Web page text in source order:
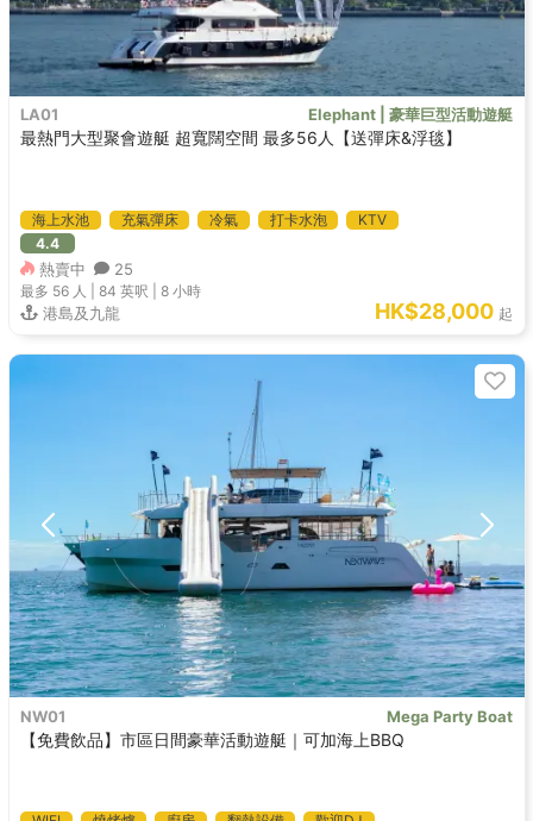
LA01 Elephant | 豪華巨型活動遊艇
最熱門大型聚會遊艇 超寬闊空間 最多56人【送彈床&浮毯】
海上水池 充氣彈床 冷氣 打卡水泡
KTV
4.4
熱賣中 25
最多 56 人 |84 英呎 |8 小時
港島及九龍 HK$28,000 起
NW01 Mega Party Boat
【免費飲品】市區日間豪華活動遊艇｜可加海上BBQ